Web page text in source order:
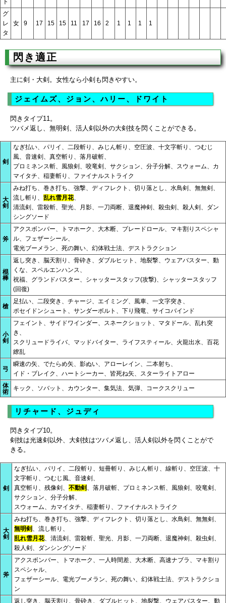
ト
グ
レ
タ
女 9 17 15 15 11 17 16 2 1 1 1 1
閃き適正
主に剣・大剣。女性なら小剣も閃きやすい。
ジェイムズ、ジョン、ハリー、ドワイト
閃きタイプ11。
ツバメ返し、無明剣、活人剣以外の大剣技を閃くことができる。
剣
なぎ払い、パリイ、二段斬り、みじん斬り、空圧波、十文字斬り、つむじ
風、音速剣、真空斬り、落月破斬、
プロミネンス斬、風狼剣、咬竜剣、サクション、分子分解、スウォーム、カ
マイタチ、稲妻斬り、ファイナルストライク
大
剣
みね打ち、巻き打ち、強撃、ディフレクト、切り落とし、水鳥剣、無無剣、
流し斬り、 乱れ雪月花、
清流剣、雷殺斬、聖光、月影、一刀両断、退魔神剣、殺虫剣、殺人剣、ダン
シングソード
斧
アクスボンバー、トマホーク、大木断、ブレードロール、マキ割りスペシャ
ル、フェザーシール、
電光ブーメラン、死の舞い、幻体戦士法、デストラクション
棍
棒
返し突き、脳天割り、骨砕き、ダブルヒット、地裂撃、ウェアバスター、動
くな、スペルエンハンス、
祝福、グランドバスター、シャッタースタッフ(攻撃)、シャッタースタッフ
(回復)
槍
足払い、二段突き、チャージ、エイミング、風車、一文字突き、
ポセイドンシュート、サンダーボルト、下り飛竜、サイコバインド
小
剣
フェイント、サイドワインダー、スネークショット、マタドール、乱れ突
き、
スクリュードライバ、マッドバイター、ライフスティール、火龍出水、百花
繚乱
弓
瞬速の矢、でたらめ矢、影ぬい、アローレイン、二本射ち、
イド・ブレイク、ハートシーカー、皆死ね矢、スターライトアロー
体
術
キック、ソバット、カウンター、集気法、気弾、コークスクリュー
リチャード、ジュディ
閃きタイプ10。
剣技は光速剣以外、大剣技はツバメ返し、活人剣以外を閃くことがで
きる。
剣
なぎ払い、パリイ、二段斬り、短冊斬り、みじん斬り、線斬り、空圧波、十
文字斬り、つむじ風、音速剣、
真空斬り、残像剣、 不動剣 、落月破斬、プロミネンス斬、風狼剣、咬竜剣、
サクション、分子分解、
スウォーム、カマイタチ、稲妻斬り、ファイナルストライク
大
剣
みね打ち、巻き打ち、強撃、ディフレクト、切り落とし、水鳥剣、無無剣、
無明剣 、流し斬り、
乱れ雪月花、清流剣、雷殺斬、聖光、月影、一刀両断、退魔神剣、殺虫剣、
殺人剣、ダンシングソード
斧
アクスボンバー、トマホーク、一人時間差、大木断、高速ナブラ、マキ割り
スペシャル、
フェザーシール、電光ブーメラン、死の舞い、幻体戦士法、デストラクショ
ン
返し突き、脳天割り、骨砕き、ダブルヒット、地裂撃、ウェアバスター、動